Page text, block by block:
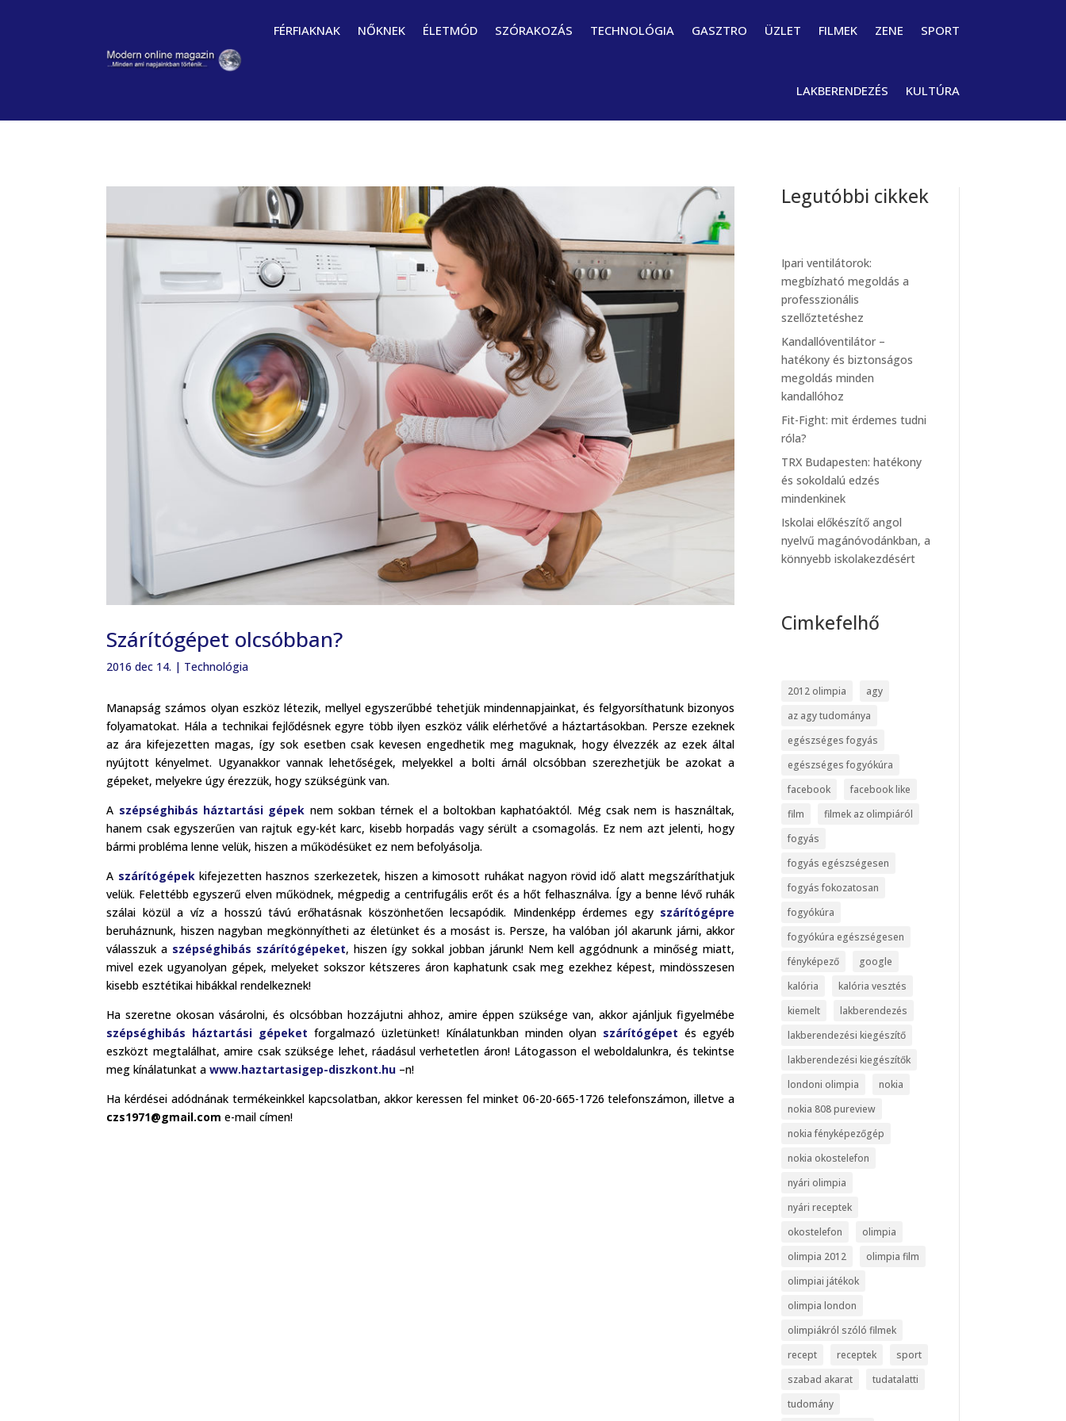
FÉRFIAKNAK NŐKNEK ÉLETMÓD SZÓRAKOZÁS TECHNOLÓGIA GASZTRO ÜZLET FILMEK ZENE SPORT
LAKBERENDEZÉS KULTÚRA
Szárítógépet olcsóbban?
2016 dec 14. | Technológia
Manapság számos olyan eszköz létezik, mellyel egyszerűbbé tehetjük mindennapjainkat, és felgyorsíthatunk bizonyos
folyamatokat. Hála a technikai fejlődésnek egyre több ilyen eszköz válik elérhetővé a háztartásokban. Persze ezeknek
az ára kifejezetten magas, így sok esetben csak kevesen engedhetik meg maguknak, hogy élvezzék az ezek által
nyújtott kényelmet. Ugyanakkor vannak lehetőségek, melyekkel a bolti árnál olcsóbban szerezhetjük be azokat a
gépeket, melyekre úgy érezzük, hogy szükségünk van.
A szépséghibás háztartási gépek nem sokban térnek el a boltokban kaphatóaktól. Még csak nem is használtak,
hanem csak egyszerűen van rajtuk egy-két karc, kisebb horpadás vagy sérült a csomagolás. Ez nem azt jelenti, hogy
bármi probléma lenne velük, hiszen a működésüket ez nem befolyásolja.
A szárítógépekkifejezetten hasznos szerkezetek, hiszen a kimosott ruhákat nagyon rövid idő alatt megszáríthatjuk
velük. Felettébb egyszerű elven működnek, mégpedig a centrifugális erőt és a hőt felhasználva. Így a benne lévő ruhák
szálai közül a víz a hosszú távú erőhatásnak köszönhetően lecsapódik. Mindenképp érdemes egy szárítógépre
beruháznunk, hiszen nagyban megkönnyítheti az életünket és a mosást is. Persze, ha valóban jól akarunk járni, akkor
válasszuk a szépséghibás szárítógépeket, hiszen így sokkal jobban járunk! Nem kell aggódnunk a minőség miatt,
mivel ezek ugyanolyan gépek, melyeket sokszor kétszeres áron kaphatunk csak meg ezekhez képest, mindösszesen
kisebb esztétikai hibákkal rendelkeznek!
Ha szeretne okosan vásárolni, és olcsóbban hozzájutni ahhoz, amire éppen szüksége van, akkor ajánljuk figyelmébe
szépséghibás háztartási gépeket forgalmazó üzletünket! Kínálatunkban minden olyan szárítógépet és egyéb
eszközt megtalálhat, amire csak szüksége lehet, ráadásul verhetetlen áron! Látogasson el weboldalunkra, és tekintse
meg kínálatunkat awww.haztartasigep-diszkont.hu –n!
Ha kérdései adódnának termékeinkkel kapcsolatban, akkor keressen fel minket 06-20-665-1726 telefonszámon, illetve a
czs1971@gmail.com e-mail címen!
Legutóbbi cikkek
Ipari ventilátorok:
megbízható megoldás a
professzionális
szellőztetéshez
Kandallóventilátor –
hatékony és biztonságos
megoldás minden
kandallóhoz
Fit-Fight: mit érdemes tudni
róla?
TRX Budapesten: hatékony
és sokoldalú edzés
mindenkinek
Iskolai előkészítő angol
nyelvű magánóvodánkban, a
könnyebb iskolakezdésért
Cimkefelhő
2012 olimpia
agy
az agy tudománya
egészséges fogyás
egészséges fogyókúra
facebook
facebook like
film
filmek az olimpiáról
fogyás
fogyás egészségesen
fogyás fokozatosan
fogyókúra
fogyókúra egészségesen
fényképező
google
kalória
kalória vesztés
kiemelt
lakberendezés
lakberendezési kiegészítő
lakberendezési kiegészítők
londoni olimpia
nokia
nokia 808 pureview
nokia fényképezőgép
nokia okostelefon
nyári olimpia
nyári receptek
okostelefon
olimpia
olimpia 2012
olimpia film
olimpiai játékok
olimpia london
olimpiákról szóló filmek
recept
receptek
sport
szabad akarat
tudatalatti
tudomány